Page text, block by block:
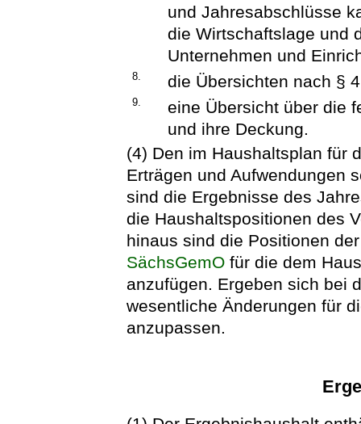
und Jahresabschlüsse
die Wirtschaftslage und
Unternehmen und
8. die Übersichten nach §
9.
eine Übersicht über die
und ihre Deckung.
(4) Den im Haushaltsplan für
Erträgen und Aufwendungen
sind die Ergebnisse des
die Haushaltspositionen des
hinaus sind die Positionen
SächsGemO für die dem
anzufügen. Ergeben sich bei
wesentliche Änderungen für
anzupassen.